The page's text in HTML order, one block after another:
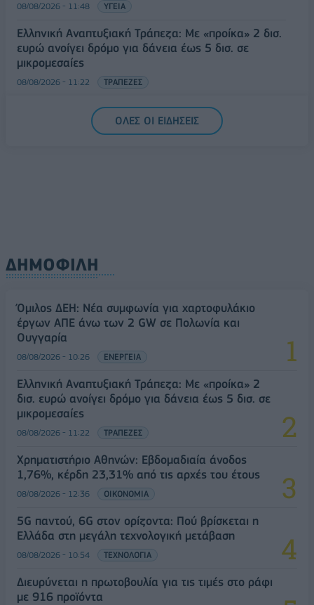
08/08/2026 - 11:48 ΥΓΕΙΑ
Ελληνική Αναπτυξιακή Τράπεζα: Με «προίκα» 2 δισ.
ευρώ ανοίγει δρόμο για δάνεια έως 5 δισ. σε
μικρομεσαίες
08/08/2026 - 11:22 ΤΡΑΠΕΖΕΣ
5G παντού, 6G στον ορίζοντα: Πού βρίσκεται η
Ελλάδα στη μεγάλη τεχνολογική μετάβαση
ΟΛΕΣ ΟΙ ΕΙΔΗΣΕΙΣ
ΔΗΜΟΦΙΛΗ
Όμιλος ΔΕΗ: Νέα συμφωνία για χαρτοφυλάκιο
έργων ΑΠΕ άνω των 2 GW σε Πολωνία και
Ουγγαρία
08/08/2026 - 10:26 ΕΝΕΡΓΕΙΑ
Ελληνική Αναπτυξιακή Τράπεζα: Με «προίκα» 2
δισ. ευρώ ανοίγει δρόμο για δάνεια έως 5 δισ. σε
μικρομεσαίες
08/08/2026 - 11:22 ΤΡΑΠΕΖΕΣ
Χρηματιστήριο Αθηνών: Εβδομαδιαία άνοδος
1,76%, κέρδη 23,31% από τις αρχές του έτους
08/08/2026 - 12:36 ΟΙΚΟΝΟΜΙΑ
5G παντού, 6G στον ορίζοντα: Πού βρίσκεται η
Ελλάδα στη μεγάλη τεχνολογική μετάβαση
08/08/2026 - 10:54 ΤΕΧΝΟΛΟΓΙΑ
Διευρύνεται η πρωτοβουλία για τις τιμές στο ράφι
με 916 προϊόντα